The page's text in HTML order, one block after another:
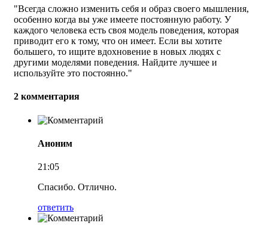
"Всегда сложно изменить себя и образ своего мышления,
особенно когда вы уже имеете постоянную работу. У
каждого человека есть своя модель поведения, которая
приводит его к тому, что он имеет. Если вы хотите
большего, то ищите вдохновение в новых людях с
другими моделями поведения. Найдите лучшее и
используйте это постоянно."
2 комментария
Аноним
21:05
Спасибо. Отлично.
ответить